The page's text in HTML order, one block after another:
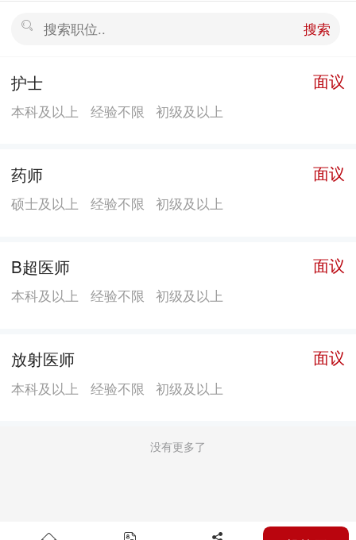
备科、业务管理科（基本公共卫生项目办）、结核病防
制科、精神卫生科、实验室、信息科、健康教育与促进
科。慢性病防治为区级重点学科。为中山大学、暨南大
年9月止，在岗工作人员94人，其中事业编制人员70人，
聘用人员24人。卫生专业技术人员79人，其中高级职称
人，本科29人。 主要承担宝安区的慢性传染性疾病
压、糖尿病、恶性肿瘤、脑卒中、急性心肌梗死、伤害
（社会心理服务指导、严重精神障碍患者监测与管
理）、口腔卫生项目（免费窝沟封闭、儿童口腔疾病干
年人管理、慢性阻塞性肺疾病患者管理7项国家基本公共
国家慢性病综合防控示范区）的试验田和先行区，在慢
搜索
护士 面议
本科及以上 经验不限 初级及以上
药师 面议
硕士及以上 经验不限 初级及以上
B超医师 面议
本科及以上 经验不限 初级及以上
放射医师 面议
本科及以上 经验不限 初级及以上
没有更多了